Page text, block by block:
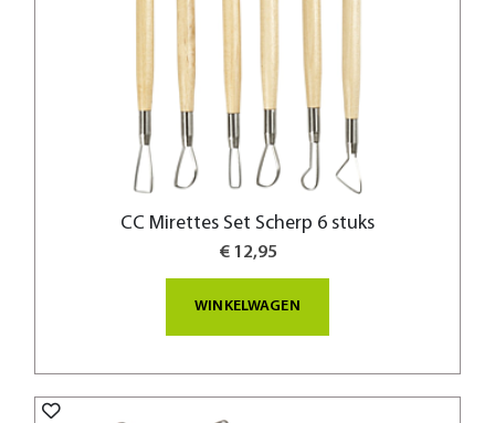
CC Mirettes Set Scherp 6 stuks
€ 12,95
WINKELWAGEN